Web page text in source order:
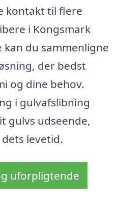
kontakt til flere
i Kongsmark
kan du sammenligne
der bedst
og dine behov.
i gulvafslibning
gulvs udseende,
levetid.
uforpligtende